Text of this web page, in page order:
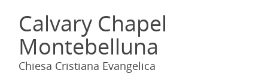
Calvary Chapel
Montebelluna
Chiesa Cristiana Evangelica